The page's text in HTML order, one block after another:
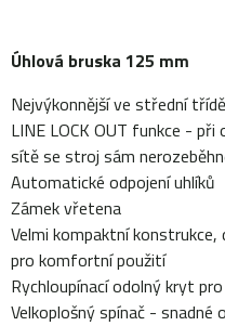
Úhlová bruska 125 mm
Nejvýkonnější ve střední
LINE LOCK OUT funkce -
sítě se stroj sám
Automatické odpojení uhlíků
Zámek vřetena
Velmi kompaktní
pro komfortní použití
Rychloupínací odolný kryt
Velkoplošný spínač - snadné